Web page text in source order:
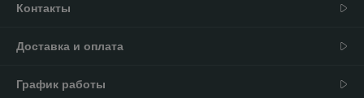
Контакты
Доставка и оплата
График работы